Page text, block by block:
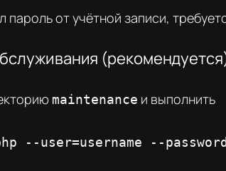
от учётной записи,
maintenance и выполнить
--user=username --